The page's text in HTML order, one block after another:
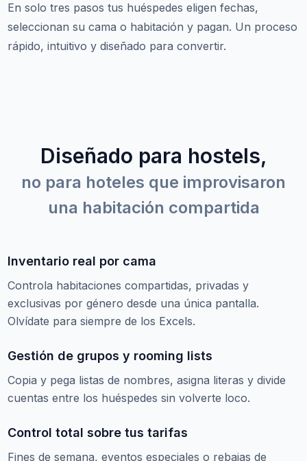
En solo tres pasos tus huéspedes eligen fechas,
seleccionan su cama o habitación y pagan. Un proceso
rápido, intuitivo y diseñado para convertir.
Diseñado para hostels,
no para hoteles que improvisaron
una habitación compartida
Inventario real por cama
Controla habitaciones compartidas, privadas y
exclusivas por género desde una única pantalla.
Olvídate para siempre de los Excels.
Gestión de grupos y rooming lists
Copia y pega listas de nombres, asigna literas y divide
cuentas entre los huéspedes sin volverte loco.
Control total sobre tus tarifas
Fines de semana, eventos especiales o rebajas de